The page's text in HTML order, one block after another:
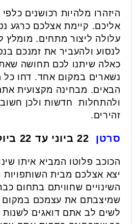
היזהרו מלהיות רכושנים
אליכם. קיימת אצלכם כרגע
עלולה ליצור מתחים. מומלץ
לנסוע ולהעביר את זמנכם
כאלה שיתנו לכם תחושה
נשארים במקום אחד. דחו
הבאים. מבחינה מקצועית
ולהתחלות חדשות ולכן
זהירים.
סרטן
הכוכב פלוטו המביא איתו
יצא אצלכם מבית השותפויות
השינויים שחוויתם בתחום
שמיצבתם את עצמכם במקום
לשים לב אתם דואגים לשנות